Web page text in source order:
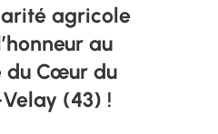
agricole
au
du Cœur du
(43) !